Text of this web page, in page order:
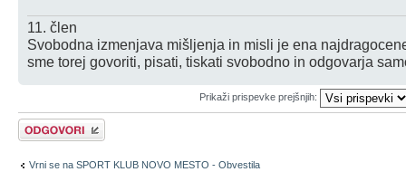
11. člen
Svobodna izmenjava mišljenja in misli je ena
sme torej govoriti, pisati, tiskati svobodno in odgovarja
Prikaži prispevke prejšnjih:
Napiši odgovor
Vrni se na SPORT KLUB NOVO MESTO - Obvestila